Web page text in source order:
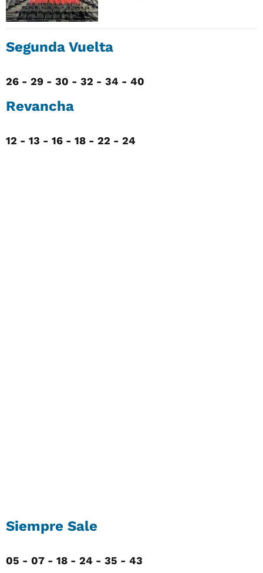
Segunda Vuelta
26 - 29 - 30 - 32 - 34 - 40
Revancha
12 - 13 - 16 - 18 - 22 - 24
Siempre Sale
05 - 07 - 18 - 24 - 35 - 43